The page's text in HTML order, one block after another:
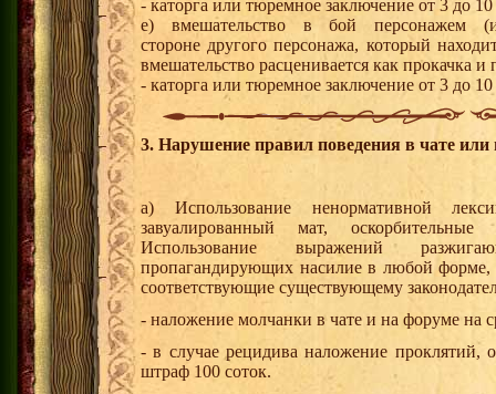
- каторга или тюремное заключение от 3 до 10
е) вмешательство в бой персонажем
стороне другого персонажа, который
вмешательство расценивается как прокачка
- каторга или тюремное заключение от 3 до 10
3. Нарушение правил поведения в чате или
а) Использование ненормативной
завуалированный мат, оскорбительные
Использование выражений
пропагандирующих насилие в любой
соответствующие существующему
- наложение молчанки в чате и на форуме на
- в случае рецидива наложение проклятий,
штраф 100 соток.